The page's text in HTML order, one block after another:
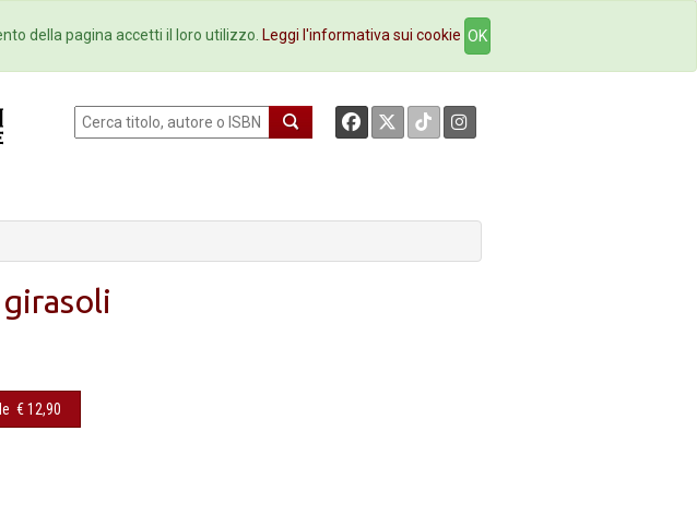
Newsletter Ebookstore Contatti
€ 12,90
della pagina accetti il loro utilizzo. Leggi l'informativa sui cookie OK